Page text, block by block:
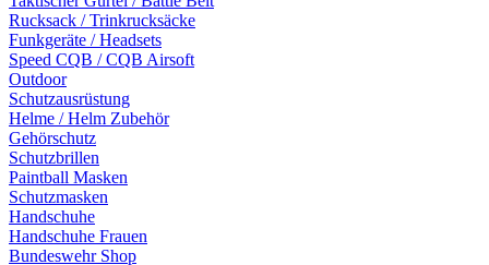
Rucksack / Trinkrucksäcke
Funkgeräte / Headsets
Speed CQB / CQB Airsoft
Outdoor
Schutzausrüstung
Helme / Helm Zubehör
Gehörschutz
Schutzbrillen
Paintball Masken
Schutzmasken
Handschuhe
Handschuhe Frauen
Bundeswehr Shop